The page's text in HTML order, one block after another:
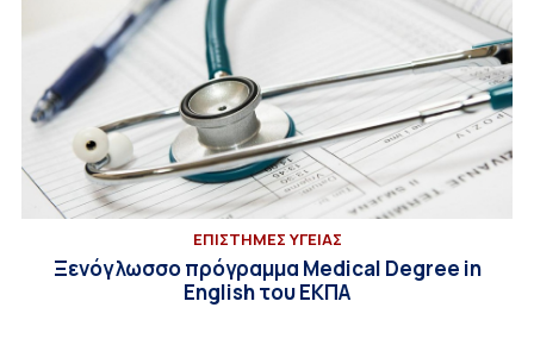
ΕΠΙΣΤΗΜΕΣ ΥΓΕΙΑΣ
Ξενόγλωσσο πρόγραμμα Medical Degree in
English του ΕΚΠΑ